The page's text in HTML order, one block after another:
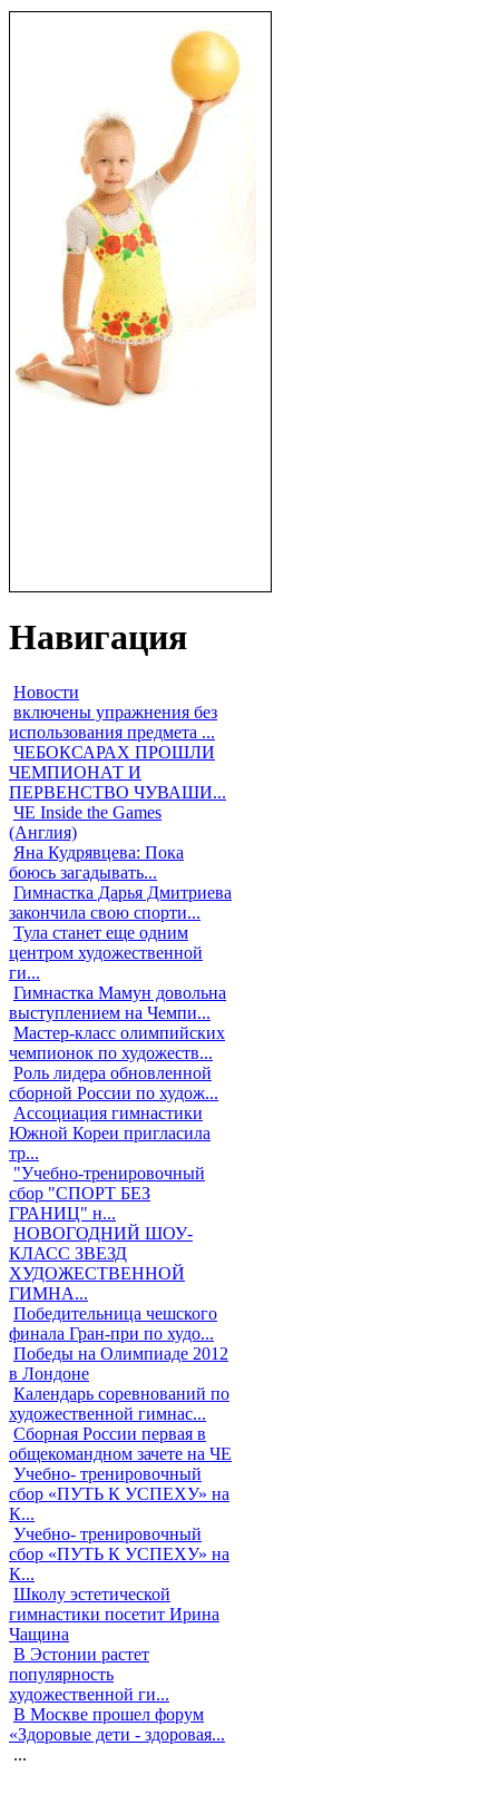
Навигация
Новости
включены упражнения без
использования предмета ...
ЧЕБОКСАРАХ ПРОШЛИ
ЧЕМПИОНАТ И
ПЕРВЕНСТВО ЧУВАШИ...
ЧЕ Inside the Games
(Англия)
Яна Кудрявцева: Пока
боюсь загадывать...
Гимнастка Дарья Дмитриева
закончила свою спорти...
Тула станет еще одним
центром художественной
ги...
Гимнастка Мамун довольна
выступлением на Чемпи...
Мастер-класс олимпийских
чемпионок по художеств...
Роль лидера обновленной
сборной России по худож...
Ассоциация гимнастики
Южной Кореи пригласила
тр...
"Учебно-тренировочный
сбор "СПОРТ БЕЗ
ГРАНИЦ" н...
НОВОГОДНИЙ ШОУ-
КЛАСС ЗВЕЗД
ХУДОЖЕСТВЕННОЙ
ГИМНА...
Победительница чешского
финала Гран-при по худо...
Победы на Олимпиаде 2012
в Лондоне
Календарь соревнований по
художественной гимнас...
Сборная России первая в
общекомандном зачете на ЧЕ
Учебно- тренировочный
сбор «ПУТЬ К УСПЕХУ» на
К...
Учебно- тренировочный
сбор «ПУТЬ К УСПЕХУ» на
К...
Школу эстетической
гимнастики посетит Ирина
Чащина
В Эстонии растет
популярность
художественной ги...
В Москве прошел форум
«Здоровые дети - здоровая...
...